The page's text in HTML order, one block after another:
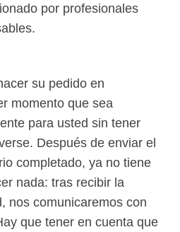
por profesionales
su pedido en
momento que sea
para usted sin tener
Después de enviar el
completado, ya no tiene
nada: tras recibir la
nos comunicaremos con
que tener en cuenta que